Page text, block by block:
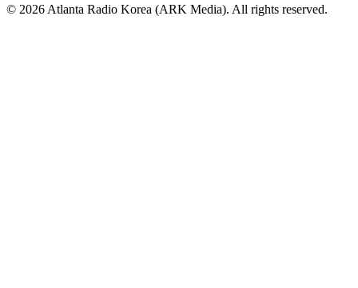
© 2026 Atlanta Radio Korea (ARK Media). All rights reserved.